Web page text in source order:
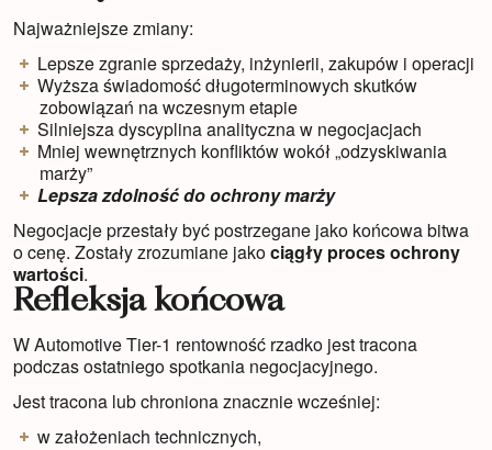
Najważniejsze zmiany:
Lepsze zgranie sprzedaży, inżynierii, zakupów i operacji
Wyższa świadomość długoterminowych skutków
zobowiązań na wczesnym etapie
Silniejsza dyscyplina analityczna w negocjacjach
Mniej wewnętrznych konfliktów wokół „odzyskiwania
marży”
Lepsza zdolność do ochrony marży
Negocjacje przestały być postrzegane jako końcowa bitwa
o cenę. Zostały zrozumiane jakociągły proces ochrony
wartości.
Refleksja końcowa
W Automotive Tier-1 rentowność rzadko jest tracona
podczas ostatniego spotkania negocjacyjnego.
Jest tracona lub chroniona znacznie wcześniej:
w założeniach technicznych,